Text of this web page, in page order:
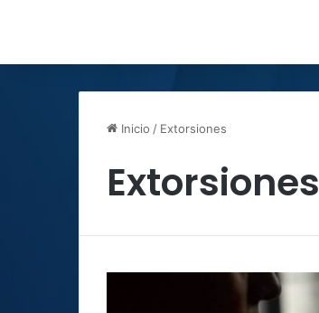
Inicio / Extorsiones
Extorsiones